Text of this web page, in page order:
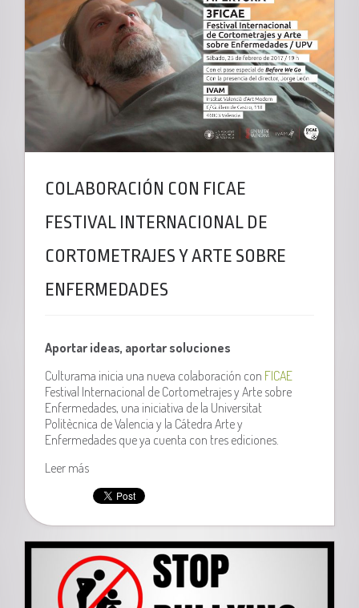
COLABORACIÓN CON FICAE
FESTIVAL INTERNACIONAL DE
CORTOMETRAJES Y ARTE SOBRE
ENFERMEDADES
Aportar ideas, aportar soluciones
Culturama inicia una nueva colaboración con FICAE
Festival Internacional de Cortometrajes y Arte sobre
Enfermedades, una iniciativa de la Universitat
Politècnica de Valencia y la Cátedra Arte y
Enfermedades que ya cuenta con tres ediciones.
Leer más